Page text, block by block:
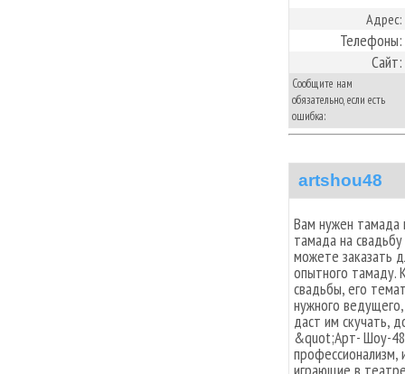
Адрес:
Телефоны:
Сайт:
Сообщите нам
обязательно, если есть
ошибка:
artshou48
Вам нужен тамада
тамада на
можете заказать
опытного тамаду.
свадьбы, его
нужного
даст им скучать,
&quot;Арт- Шоу-
профессионализм,